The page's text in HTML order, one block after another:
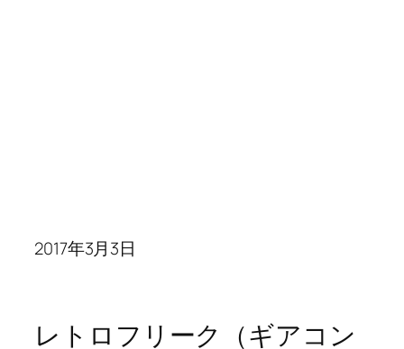
2017年3月3日
レトロフリーク（ギアコン